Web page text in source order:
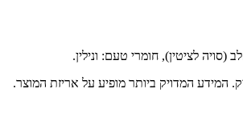
המידע המדויק ביותר מופיע על אריזת המוצר.